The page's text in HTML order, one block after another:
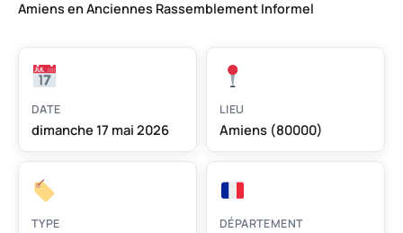
Amiens en Anciennes Rassemblement Informel
DATE
dimanche 17 mai 2026
LIEU
Amiens (80000)
TYPE DÉPARTEMENT